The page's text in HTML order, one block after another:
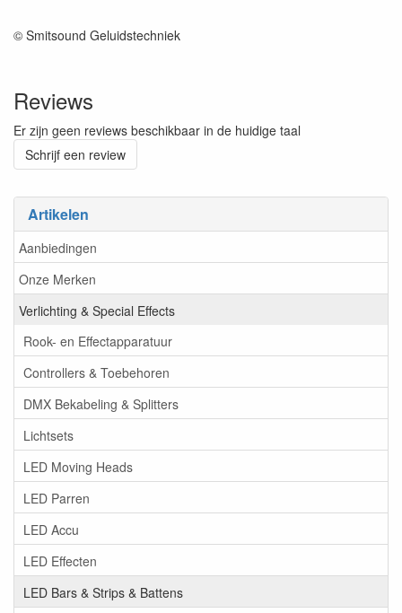
Artikelen
Aanbiedingen
Onze Merken
Verlichting & Special Effects
Rook- en Effectapparatuur
Controllers & Toebehoren
DMX Bekabeling & Splitters
Lichtsets
LED Moving Heads
LED Parren
LED Accu
LED Effecten
LED Bars & Strips & Battens
© Smitsound Geluidstechniek
Reviews
Er zijn geen reviews beschikbaar in de huidige taal
Schrijf een review